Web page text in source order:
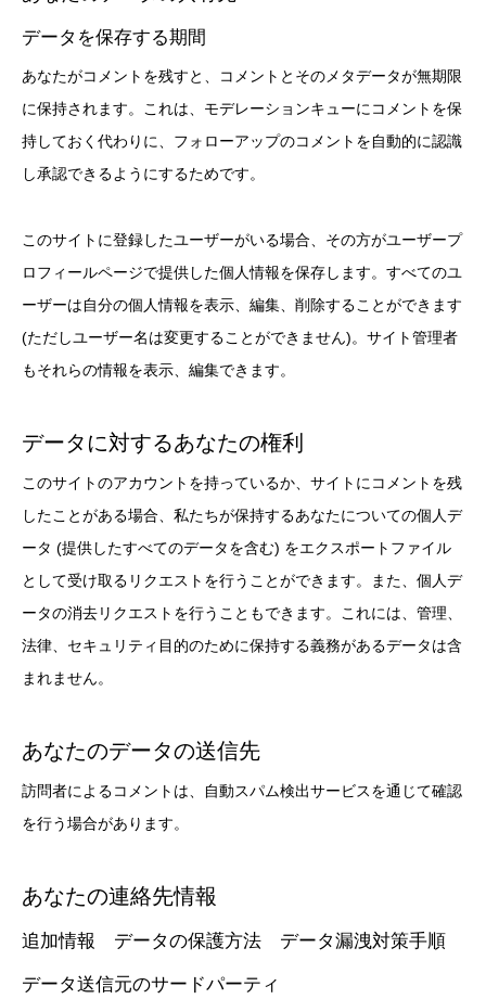
データを保存する期間
あなたがコメントを残すと、コメントとそのメタデータが無期限
に保持されます。これは、モデレーションキューにコメントを保
持しておく代わりに、フォローアップのコメントを自動的に認識
し承認できるようにするためです。
このサイトに登録したユーザーがいる場合、その方がユーザープ
ロフィールページで提供した個人情報を保存します。すべてのユ
ーザーは自分の個人情報を表示、編集、削除することができます
(ただしユーザー名は変更することができません)。サイト管理者
もそれらの情報を表示、編集できます。
データに対するあなたの権利
このサイトのアカウントを持っているか、サイトにコメントを残
したことがある場合、私たちが保持するあなたについての個人デ
ータ (提供したすべてのデータを含む) をエクスポートファイル
として受け取るリクエストを行うことができます。また、個人デ
ータの消去リクエストを行うこともできます。これには、管理、
法律、セキュリティ目的のために保持する義務があるデータは含
まれません。
あなたのデータの送信先
訪問者によるコメントは、自動スパム検出サービスを通じて確認
を行う場合があります。
あなたの連絡先情報
追加情報 データの保護方法 データ漏洩対策手順
データ送信元のサードパーティ